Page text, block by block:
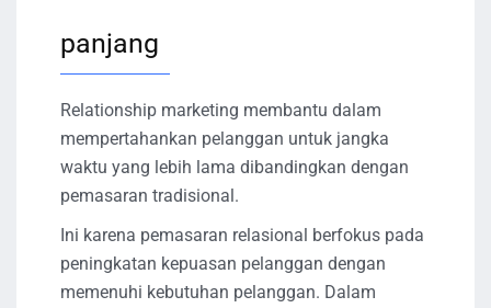
panjang
Relationship marketing membantu dalam
mempertahankan pelanggan untuk jangka
waktu yang lebih lama dibandingkan dengan
pemasaran tradisional.
Ini karena pemasaran relasional berfokus pada
peningkatan kepuasan pelanggan dengan
memenuhi kebutuhan pelanggan. Dalam